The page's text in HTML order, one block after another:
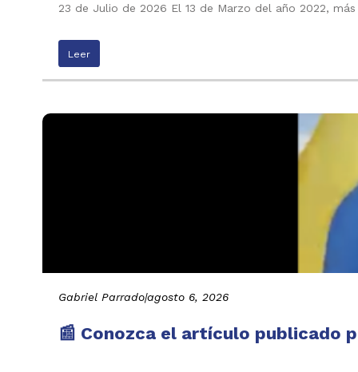
23 de Julio de 2026 El 13 de Marzo del año 2022,
Leer
Gabriel Parrado|agosto 6, 2026
📰 Conozca el artículo publicado